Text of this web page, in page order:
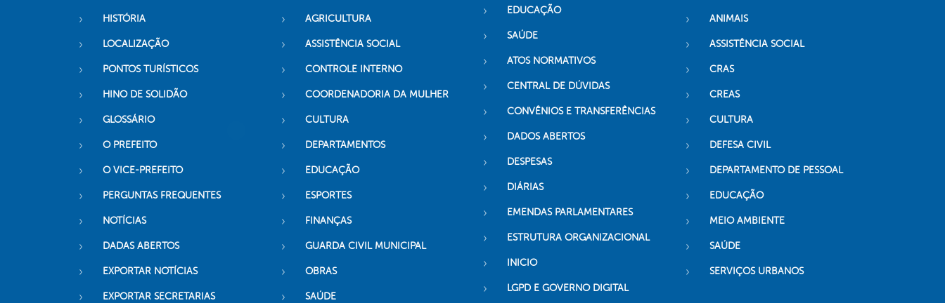
HISTÓRIA
LOCALIZAÇÃO
PONTOS TURÍSTICOS
HINO DE SOLIDÃO
GLOSSÁRIO
O PREFEITO
O VICE-PREFEITO
PERGUNTAS FREQUENTES
NOTÍCIAS
DADAS ABERTOS
EXPORTAR NOTÍCIAS
EXPORTAR SECRETARIAS
AGRICULTURA
ASSISTÊNCIA SOCIAL
CONTROLE INTERNO
COORDENADORIA DA MULHER
CULTURA
DEPARTAMENTOS
EDUCAÇÃO
ESPORTES
FINANÇAS
GUARDA CIVIL MUNICIPAL
OBRAS
SAÚDE
EDUCAÇÃO
SAÚDE
ATOS NORMATIVOS
CENTRAL DE DÚVIDAS
CONVÊNIOS E TRANSFERÊNCIAS
DADOS ABERTOS
DESPESAS
DIÁRIAS
EMENDAS PARLAMENTARES
ESTRUTURA ORGANIZACIONAL
INICIO
LGPD E GOVERNO DIGITAL
ANIMAIS
ASSISTÊNCIA SOCIAL
CRAS
CREAS
CULTURA
DEFESA CIVIL
DEPARTAMENTO DE PESSOAL
EDUCAÇÃO
MEIO AMBIENTE
SAÚDE
SERVIÇOS URBANOS